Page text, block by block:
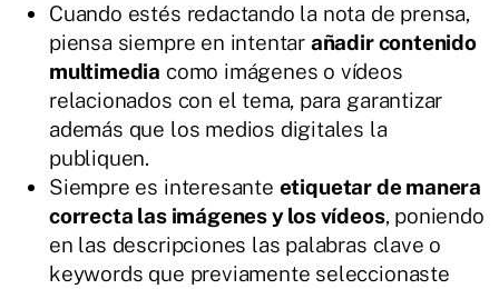
Cuando estés redactando la nota de prensa,
piensa siempre en intentar añadir contenido
multimedia como imágenes o vídeos
relacionados con el tema, para garantizar
además que los medios digitales la
publiquen.
Siempre es interesante etiquetar de manera
correcta las imágenes y los vídeos, poniendo
en las descripciones las palabras clave o
keywords que previamente seleccionaste